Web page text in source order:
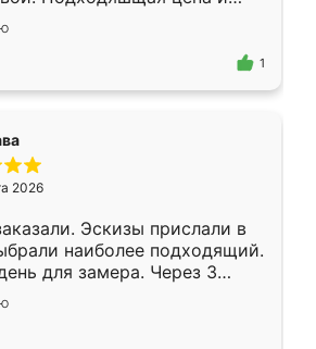
изготовления. Приехавший
Владислав
эскизу самый
1
2026
Эскизы прислали в
наиболее подходящий.
для замера. Через 3
уже готова. Остались
Спасибо Ренессанс
работу!